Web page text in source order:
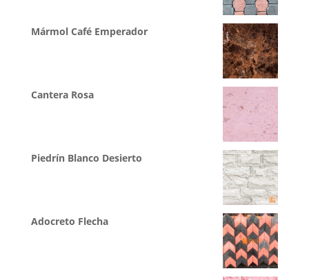
Mármol Café Emperador
Cantera Rosa
Piedrín Blanco Desierto
Adocreto Flecha